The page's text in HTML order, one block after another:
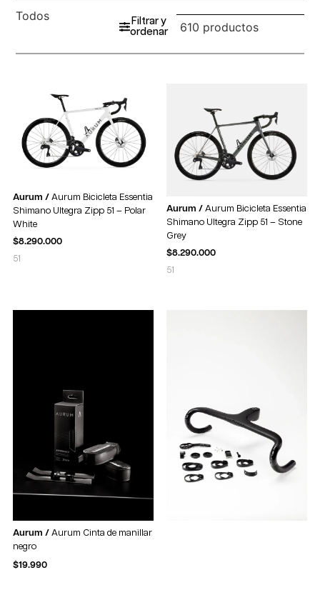
Todos
Filtrar y
ordenar
610 productos
Aurum / Aurum Bicicleta Essentia
Shimano Ultegra Zipp 51 – Polar
White
$8.290.000
51
Aurum / Aurum Bicicleta Essentia
Shimano Ultegra Zipp 51 – Stone
Grey
$8.290.000
51
Aurum / Aurum Cinta de manillar
negro
$19.990